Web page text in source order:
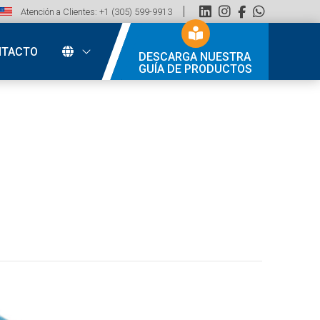
Atención a Clientes: +1 (305) 599-9913
DESCARGA NUESTRA
GUÍA DE PRODUCTOS